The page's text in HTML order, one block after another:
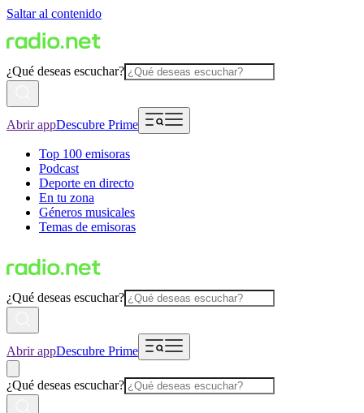
Saltar al contenido
¿Qué deseas escuchar?
Abrir appDescubre Prime
Top 100 emisoras
Podcast
Deporte en directo
En tu zona
Géneros musicales
Temas de emisoras
¿Qué deseas escuchar?
Abrir appDescubre Prime
¿Qué deseas escuchar?